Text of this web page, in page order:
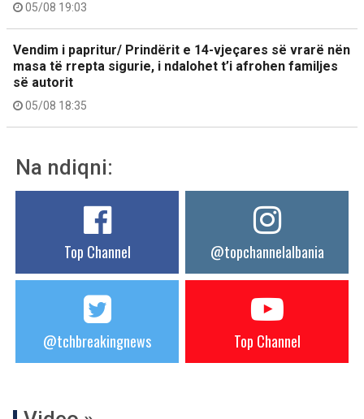
05/08 19:03
Vendim i papritur/ Prindërit e 14-vjeçares së vrarë nën
masa të rrepta sigurie, i ndalohet t’i afrohen familjes
së autorit
05/08 18:35
Na ndiqni:
Top Channel @topchannelalbania
@tchbreakingnews Top Channel